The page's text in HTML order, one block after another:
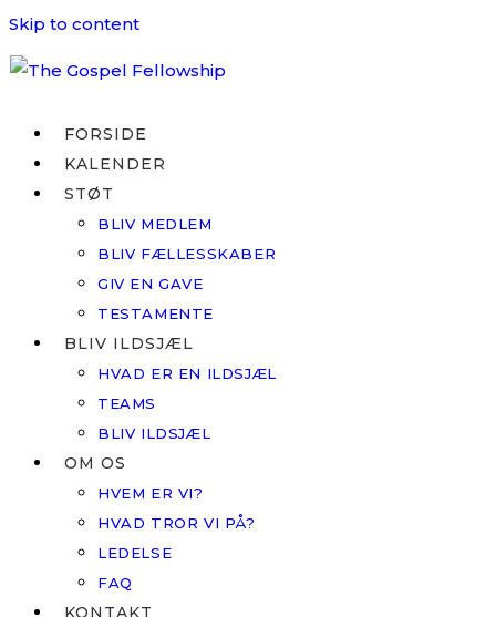
Skip to content
FORSIDE
KALENDER
STØT
BLIV MEDLEM
BLIV FÆLLESSKABER
GIV EN GAVE
TESTAMENTE
BLIV ILDSJÆL
HVAD ER EN ILDSJÆL
TEAMS
BLIV ILDSJÆL
OM OS
HVEM ER VI?
HVAD TROR VI PÅ?
LEDELSE
FAQ
KONTAKT